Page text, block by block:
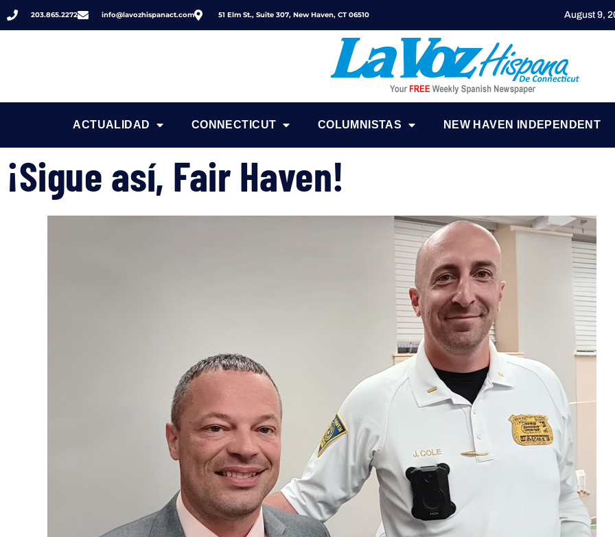
203.865.2272 info@lavozhispanact.com 51 Elm St., Suite 307, New Haven, CT 06510 August 9,
ACTUALIDAD CONNECTICUT COLUMNISTAS NEW HAVEN INDEPENDENT
¡Sigue así, Fair Haven!